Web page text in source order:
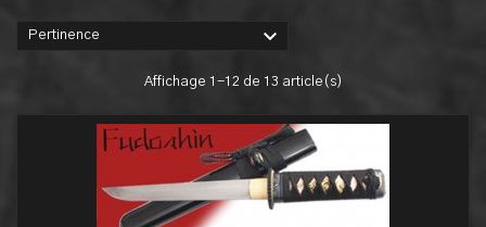
Pertinence 
Affichage 1-12 de 13 article(s)